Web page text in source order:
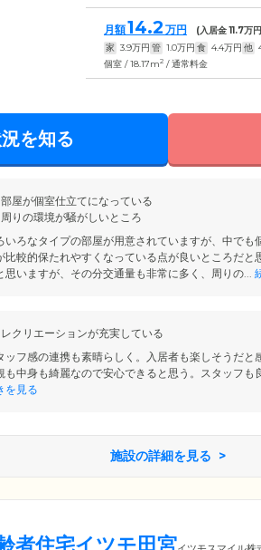
月額14.2 万円 (入居金11.7万
家 3.9万円 管 1.0万円 食 4.4万円 他
個室 / 18.17m2 / 通常料金
を知る
部屋が個室仕立てになっている
周りの環境が騒がしいところ
いろなタイプの部屋が用意されていますが、中でも
比較的保たれやすくなっている点が良いところだと
思いますが、その分交通量も非常に多く、周りの...
レクリエーションが充実している
ッフ感の連携も素晴らしく。入居者も楽しそうだと
も中身も綺麗なので安心できると思う。スタッフも
を見る
施設の詳細を見る
者住宅イツモ田宮